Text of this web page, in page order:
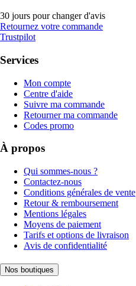
30 jours pour changer d'avis
Retournez votre commande
Trustpilot
Services
Mon compte
Centre d'aide
Suivre ma commande
Retourner ma commande
Codes promo
À propos
Qui sommes-nous ?
Contactez-nous
Conditions générales de vente
Retour & remboursement
Mentions légales
Moyens de paiement
Tarifs et options de livraison
Avis de confidentialité
Nos boutiques